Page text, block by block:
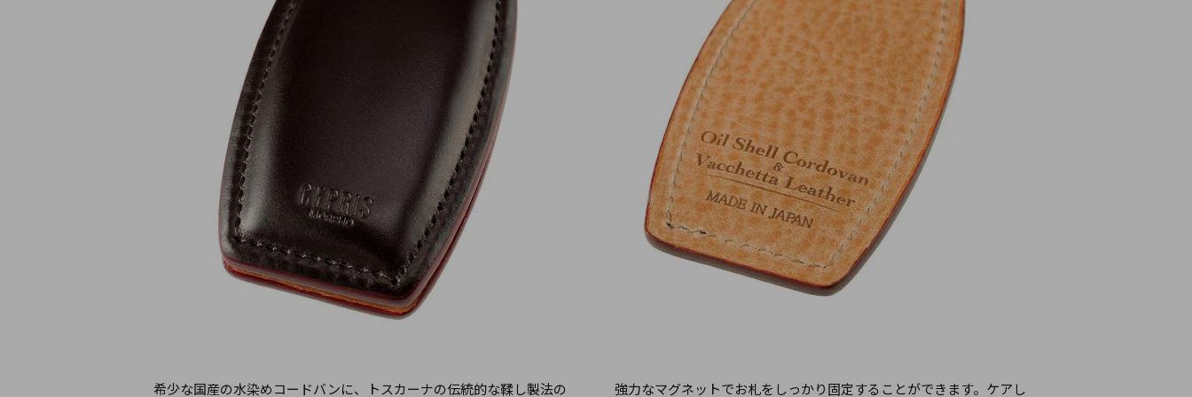
希少な国産の水染めコードバンに、トスカーナの伝統的な鞣し製法の 強力なマグネットでお札をしっかり固定することができます。ケアし